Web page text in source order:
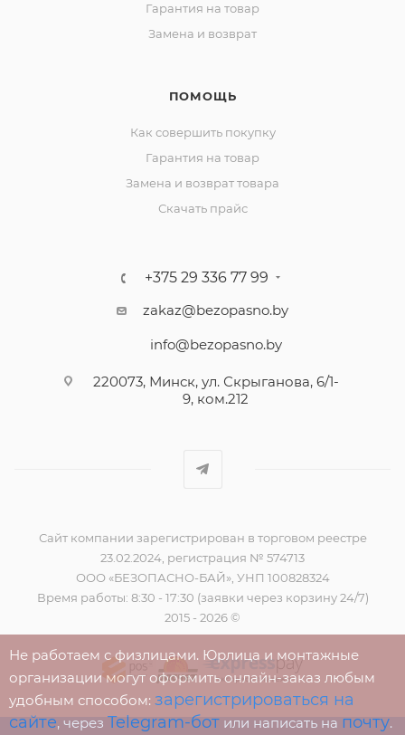
Гарантия на товар
Замена и возврат
ПОМОЩЬ
Как совершить покупку
Гарантия на товар
Замена и возврат товара
Скачать прайс
+375 29 336 77 99
zakaz@bezopasno.by
info@bezopasno.by
220073, Минск, ул. Скрыганова, 6/1-
9, ком.212
Сайт компании зарегистрирован в торговом реестре
23.02.2024, регистрация № 574713
ООО «БЕЗОПАСНО-БАЙ», УНП 100828324
Время работы: 8:30 - 17:30 (заявки через корзину 24/7)
2015 - 2026 ©
Не работаем с физлицами. Юрлица и монтажные
организации могут оформить онлайн-заказ любым
удобным способом: зарегистрироваться на
сайте, через Telegram-бот или написать на почту.